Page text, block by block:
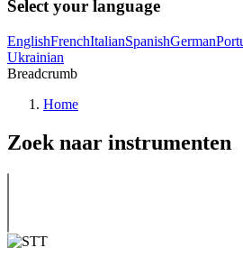
Select your language
EnglishFrenchItalianSpanishGerman
Ukrainian
Breadcrumb
Home
Zoek naar instrumenten